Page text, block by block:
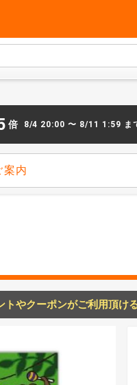
倍 8/4 20:00 〜 8/11 1:59 ま
内
やクーポンがご利用頂け